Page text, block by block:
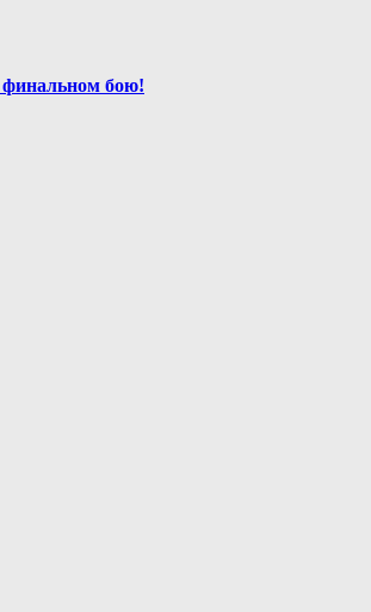
финальном бою!